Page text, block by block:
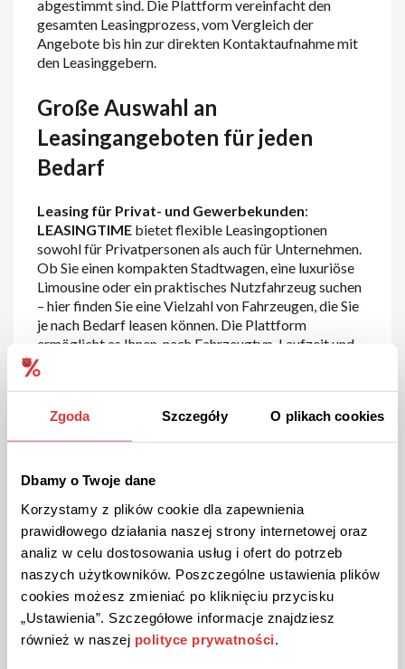
Zgoda Szczegóły O plikach cookies
Dbamy o Twoje dane
Korzystamy z plików cookie dla zapewnienia
prawidłowego działania naszej strony internetowej oraz
analiz w celu dostosowania usług i ofert do potrzeb
naszych użytkowników. Poszczególne ustawienia plików
cookies możesz zmieniać po kliknięciu przycisku
„Ustawienia”. Szczegółowe informacje znajdziesz
również w naszej polityce prywatności
abgestimmt sind. Die Plattform vereinfacht den
gesamten Leasingprozess, vom Vergleich der
Angebote bis hin zur direkten Kontaktaufnahme mit
den Leasinggebern.
Große Auswahl an
Leasingangeboten für jeden
Bedarf
Leasing für Privat- und Gewerbekunden:
LEASINGTIME bietet flexible Leasingoptionen
sowohl für Privatpersonen als auch für Unternehmen.
Ob Sie einen kompakten Stadtwagen, eine luxuriöse
Limousine oder ein praktisches Nutzfahrzeug suchen
– hier finden Sie eine Vielzahl von Fahrzeugen, die Sie
je nach Bedarf leasen können. Die Plattform
ermöglicht es Ihnen, nach Fahrzeugtyp, Laufzeit und
monatlicher Rate zu filtern, um das passende
Leasingangebot zu finden.
Leasingübernahmen und
Vertragsverlängerungen:LEASINGTIMEbietet
die Möglichkeit, bestehende Leasingverträge zu
von attraktiven Leasingkonditionen profitieren
möchten, ohne einen neuen Vertrag abzuschließen.
Die Leasingübernahme ist einfach und ermöglicht es
Ihnen, ein Fahrzeug mit kurzer Restlaufzeit zu
günstigen Konditionen zu übernehmen.
Elektroautos und Hybridfahrzeuge
: Mit einem
stetig wachsenden Angebot an umweltfreundlichen